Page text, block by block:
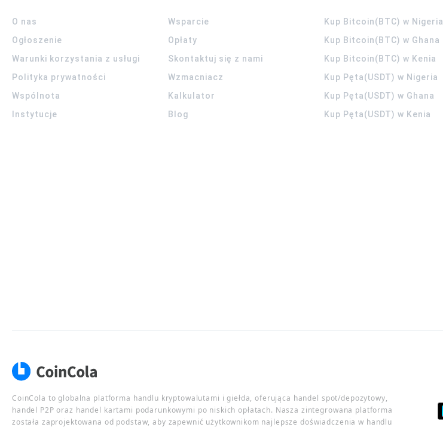
O nas
Ogłoszenie
Warunki korzystania z usługi
Polityka prywatności
Wspólnota
Instytucje
Wsparcie
Opłaty
Skontaktuj się z nami
Wzmacniacz
Kalkulator
Blog
Kup Bitcoin(BTC) w Nigeria
Kup Bitcoin(BTC) w Ghana
Kup Bitcoin(BTC) w Kenia
Kup Pęta(USDT) w Nigeria
Kup Pęta(USDT) w Ghana
Kup Pęta(USDT) w Kenia
CoinCola to globalna platforma handlu kryptowalutami i giełda, oferująca handel spot/depozytowy,
handel P2P oraz handel kartami podarunkowymi po niskich opłatach. Nasza zintegrowana platforma
została zaprojektowana od podstaw, aby zapewnić użytkownikom najlepsze doświadczenia w handlu